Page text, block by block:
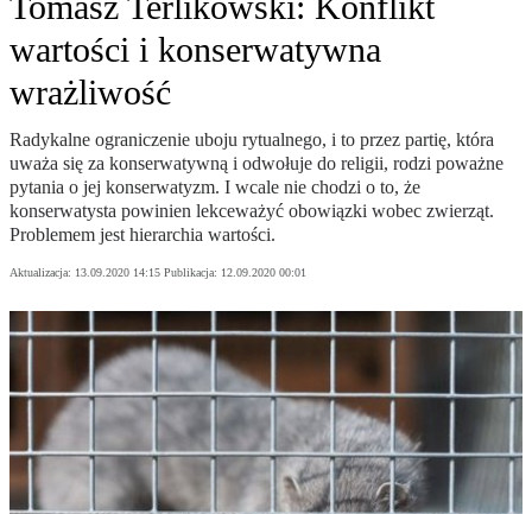
wartości i konserwatywna
wrażliwość
Radykalne ograniczenie uboju rytualnego, i to przez partię, która
uważa się za konserwatywną i odwołuje do religii, rodzi poważne
pytania o jej konserwatyzm. I wcale nie chodzi o to, że
konserwatysta powinien lekceważyć obowiązki wobec zwierząt.
Problemem jest hierarchia wartości.
Aktualizacja: 13.09.2020 14:15 Publikacja: 12.09.2020 00:01